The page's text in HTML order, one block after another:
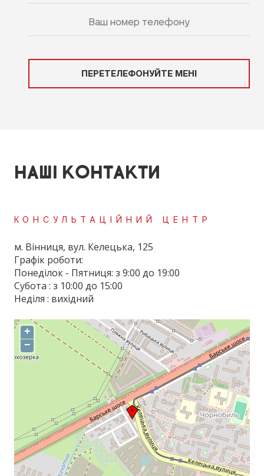
ПЕРЕТЕЛЕФОНУЙТЕ МЕНІ
НАШІ КОНТАКТИ
КОНСУЛЬТАЦІЙНИЙ ЦЕНТР
м. Вінниця, вул. Келецька, 125
Графік роботи:
Понеділок - Пятниця: з 9:00 до 19:00
Субота : з 10:00 до 15:00
Неділя : вихідний
+
−